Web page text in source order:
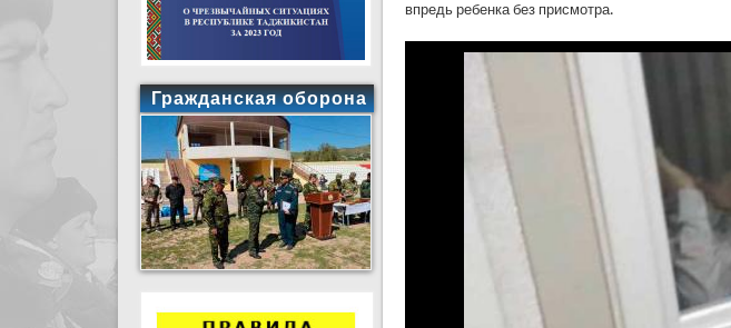
впредь ребенка без присмотра.
Гражданская оборона